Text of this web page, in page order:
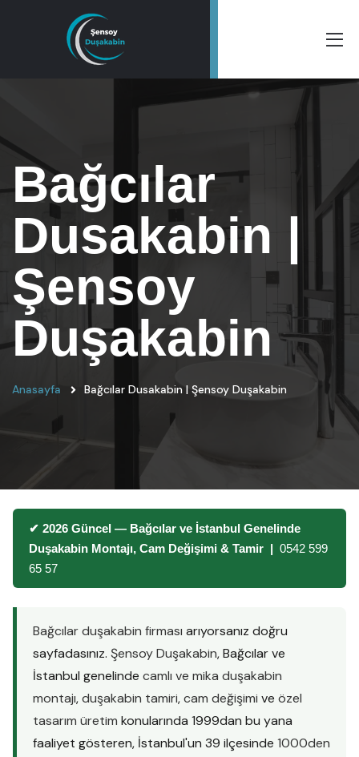
Bağcılar
Dusakabin |
Şensoy
Duşakabin
Anasayfa Bağcılar Dusakabin | Şensoy Duşakabin
✔ 2026 Güncel — Bağcılar ve İstanbul Genelinde
Duşakabin Montajı, Cam Değişimi & Tamir | 0542 599
65 57
Bağcılar duşakabin firması arıyorsanız doğru
sayfadasınız. Şensoy Duşakabin, Bağcılar ve
İstanbul genelinde camlı ve mika duşakabin
montajı,duşakabin tamiri,cam değişimi ve özel
tasarım üretim konularında 1999dan bu yana
faaliyet gösteren, İstanbul'un 39 ilçesinde 1000den